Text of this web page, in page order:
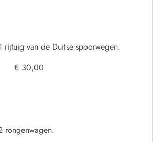
rijtuig van de Duitse spoorwegen.
€ 30,00
rongenwagen.